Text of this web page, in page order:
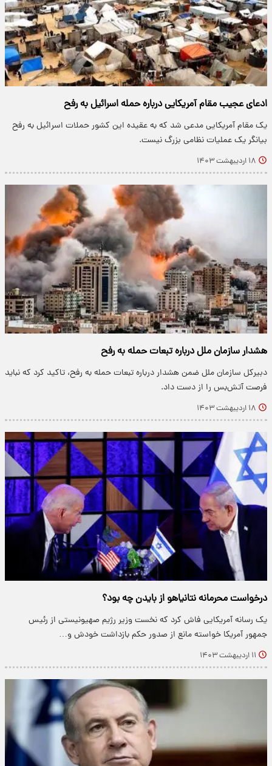
ادعای عجیب مقام آمریکایی درباره حمله اسرائیل به رفح
یک مقام آمریکایی مدعی شد که به عقیده این کشور حملات اسرائیل به رفح
بیانگر یک عملیات نظامی بزرگ نیست.
۱۸ اردیبهشت ۱۴۰۳
هشدار سازمان ملل درباره تبعات حمله به رفح
دبیرکل سازمان ملل ضمن هشدار درباره تبعات حمله به رفح، تاکید کرد که نباید
فرصت آتش‌بس را از دست داد.
۱۸ اردیبهشت ۱۴۰۳
درخواست محرمانه نتانیاهو از بایدن چه بود؟
یک رسانه آمریکایی فاش کرد که نخست وزیر رژیم صهیونیستی از رئیس
جمهور آمریکا خواسته مانع از صدور حکم بازداشت خودش و…
۱۱ اردیبهشت ۱۴۰۳